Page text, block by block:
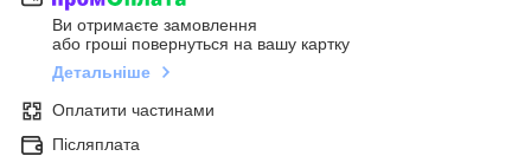
Ви отримаєте замовлення
або гроші повернуться на вашу картку
Детальніше
Оплатити частинами
Післяплата